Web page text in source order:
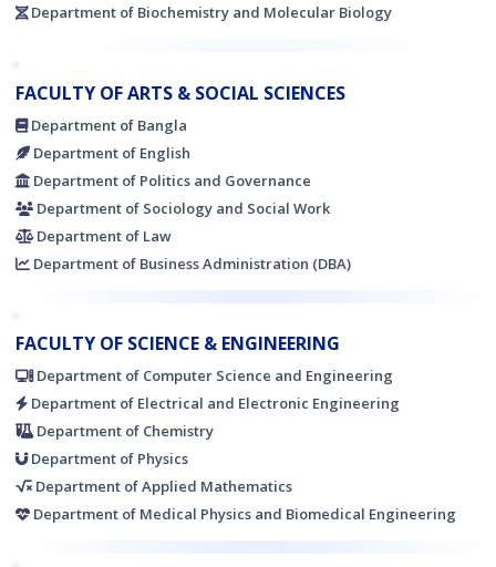
Read More
May 7
2026
যন্ত্রাংশ সরবরাহ করা প্রসঙ্গে।
Read More
Department of Biochemistry and Molecular Biology
FACULTY OF ARTS & SOCIAL SCIENCES
Department of Bangla
Department of English
Department of Politics and Governance
Department of Sociology and Social Work
Department of Law
Department of Business Administration (DBA)
FACULTY OF SCIENCE & ENGINEERING
Department of Computer Science and Engineering
Department of Electrical and Electronic Engineering
Department of Chemistry
Department of Physics
Department of Applied Mathematics
Department of Medical Physics and Biomedical Engineering